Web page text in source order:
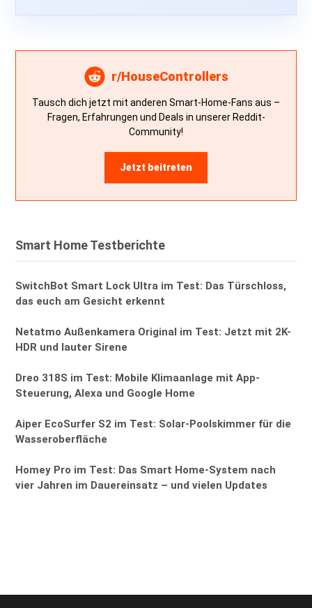
r/HouseControllers
Tausch dich jetzt mit anderen Smart-Home-Fans aus –
Fragen, Erfahrungen und Deals in unserer Reddit-
Community!
Jetzt beitreten
Smart Home Testberichte
SwitchBot Smart Lock Ultra im Test: Das Türschloss,
das euch am Gesicht erkennt
Netatmo Außenkamera Original im Test: Jetzt mit 2K-
HDR und lauter Sirene
Dreo 318S im Test: Mobile Klimaanlage mit App-
Steuerung, Alexa und Google Home
Aiper EcoSurfer S2 im Test: Solar-Poolskimmer für die
Wasseroberfläche
Homey Pro im Test: Das Smart Home-System nach
vier Jahren im Dauereinsatz – und vielen Updates